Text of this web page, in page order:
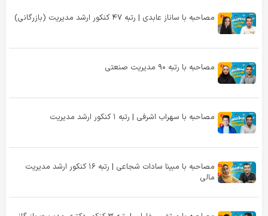
مصاحبه با ساناز عابدی | رتبه ۴۷ کنکور ارشد مدیریت (بازرگانی)
مصاحبه با رتبه ۹۰ مدیریت صنعتی
مصاحبه با سهراب اشرفی | رتبه ۱ کنکور ارشد مدیریت
مصاحبه با مبینا سادات شجاعی | رتبه ۱۶ کنکور ارشد مدیریت
مالی